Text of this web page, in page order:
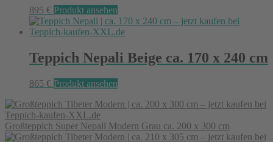
895 € Produkt ansehen
Teppich Nepali Beige ca. 170 x 240 cm
865 € Produkt ansehen
Großteppich Super Nepali Modern Grau ca. 200 x 300 cm